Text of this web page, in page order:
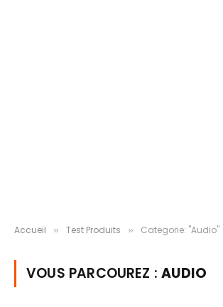
Accueil » Test Produits » Categorie: "Audio"
VOUS PARCOUREZ :AUDIO